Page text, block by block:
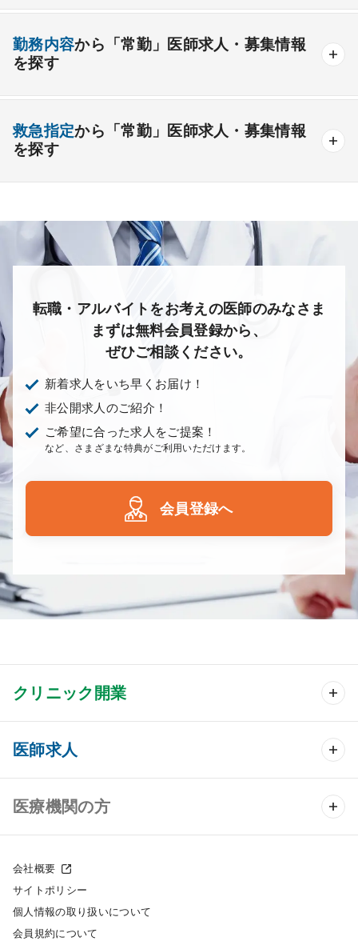
整形外科 形成外科 美容外科
その他
心療内科 泌尿器科 眼科 耳鼻咽喉科
皮膚科
放射線科 救命救急科 病理科 その他
外来のみの勤務可能 給与インセンティブ制度あり
夜間当直なしの勤務可
後期研修可能 週4日の勤務可能
オンコールなしの勤務可能 セカンドキャリア歓迎
療養＋精神
勤務内容から「常勤」医師求人・募集情報
を探す
検査
救急指定から「常勤」医師求人・募集情報
を探す
転職・アルバイトをお考えの医師のみなさま
まずは無料会員登録から、
ぜひご相談ください。
新着求人をいち早くお届け！
非公開求人のご紹介！
ご希望に合った求人をご提案！
など、さまざまな特典がご利用いただけます。
会員登録へ
クリニック開業
クリニック開業 TOP
クリニック物件検索
クリニックの開業スタイル
クリニック開業までの流れ
医師求人
医師求人 TOP
常勤求人検索
非常勤求人検索
スポット求人検索
医療機関の方
採用をお考えの医療機関の方
会社概要
サイトポリシー
個人情報の取り扱いについて
会員規約について